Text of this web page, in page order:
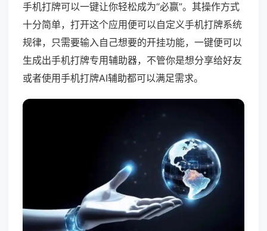
手机打牌可以一键让你轻松成为“必赢”。其操作方式
十分简单，打开这个应用便可以自定义手机打牌系统
规律，只需要输入自己想要的开挂功能，一键便可以
生成出手机打牌专用辅助器，不管你是想分享给好友
或者使用手机打牌AI辅助都可以满足需求。